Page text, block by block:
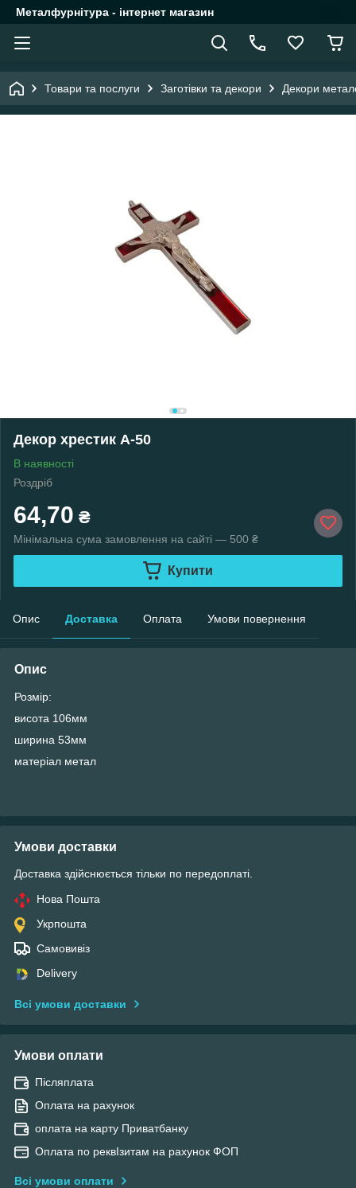
Металфурнітура - інтернет магазин
Товари та послуги Заготівки та декори Декори
Декор хрестик A-50
В наявності
Роздріб
64,70 ₴
Мінімальна сума замовлення на сайті — 500 ₴
Купити
Опис Доставка Оплата Умови повернення
Опис
Розмір:
висота 106мм
ширина 53мм
матеріал метал
Умови доставки
Доставка здійснюється тільки по передоплаті.
Нова Пошта
Укрпошта
Самовивіз
Delivery
Всі умови доставки
Умови оплати
Післяплата
Оплата на рахунок
оплата на карту Приватбанку
Оплата по реквІзитам на рахунок ФОП
Всі умови оплати